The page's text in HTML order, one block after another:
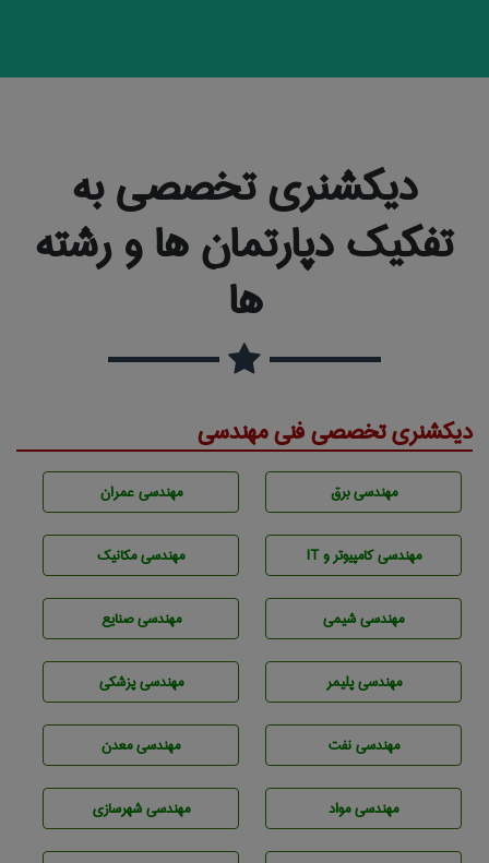
دیکشنری تخصصی به
تفکیک دپارتمان ها و رشته
ها
دیکشنری تخصصی فنی مهندسی
مهندسی برق مهندسی عمران
مهندسی كامپيوتر و IT مهندسی مکانیک
مهندسي شيمی مهندسی صنايع
مهندسی پليمر مهندسی پزشکی
مهندسی نفت مهندسی معدن
مهندسی مواد مهندسی شهرسازی